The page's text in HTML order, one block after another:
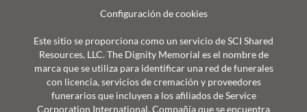
Configuración de cookies
Este sitio se proporciona como un servicio de SCI Shared
Resources, LLC. The Dignity Memorial es el nombre de
marca que se utiliza para identificar una red de funerales
con licencia, servicios de cremación y proveedores
funerarios que incluyen a los afiliados de Service
Corporation International, Compañía que se encuentra